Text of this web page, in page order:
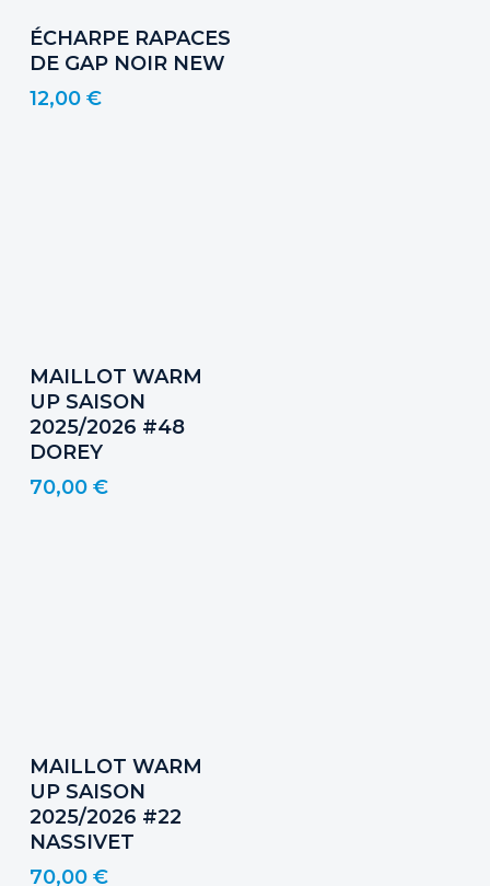
Ajouter Au Panier
ÉCHARPE RAPACES
DE GAP NOIR NEW
12,00 €
Ajouter Au Panier
MAILLOT WARM
UP SAISON
2025/2026 #48
DOREY
70,00 €
Ajouter Au Panier
MAILLOT WARM
UP SAISON
2025/2026 #22
NASSIVET
70,00 €